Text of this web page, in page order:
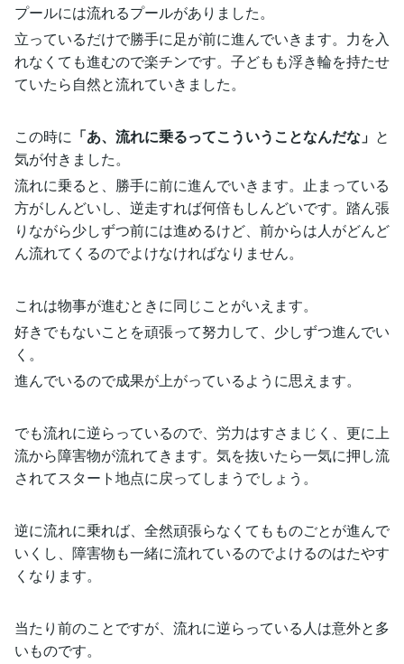
プールには流れるプールがありました。
立っているだけで勝手に足が前に進んでいきます。力を入
れなくても進むので楽チンです。子どもも浮き輪を持たせ
ていたら自然と流れていきました。
この時に 「あ、流れに乗るってこういうことなんだな」 と
気が付きました。
流れに乗ると、勝手に前に進んでいきます。止まっている
方がしんどいし、逆走すれば何倍もしんどいです。踏ん張
りながら少しずつ前には進めるけど、前からは人がどんど
ん流れてくるのでよけなければなりません。
これは物事が進むときに同じことがいえます。
好きでもないことを頑張って努力して、少しずつ進んでい
く。
進んでいるので成果が上がっているように思えます。
でも流れに逆らっているので、労力はすさまじく、更に上
流から障害物が流れてきます。気を抜いたら一気に押し流
されてスタート地点に戻ってしまうでしょう。
逆に流れに乗れば、全然頑張らなくてもものごとが進んで
いくし、障害物も一緒に流れているのでよけるのはたやす
くなります。
当たり前のことですが、流れに逆らっている人は意外と多
いものです。